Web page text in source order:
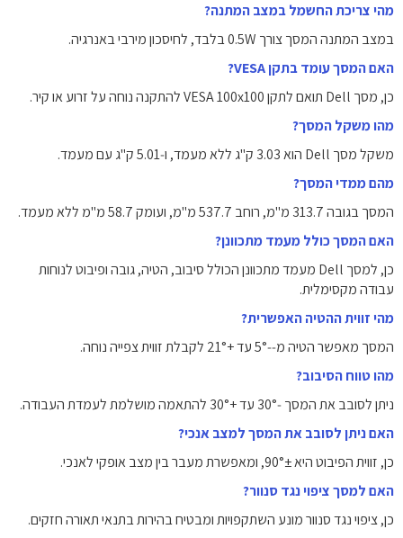
מהי צריכת החשמל במצב המתנה?
במצב המתנה המסך צורך ‎0.5W‎ בלבד, לחיסכון מירבי באנרגיה.
האם המסך עומד בתקן VESA?
כן, מסך Dell תואם לתקן VESA ‎100x100‎ להתקנה נוחה על זרוע או קיר.
מהו משקל המסך?
משקל מסך Dell הוא ‎3.03‎ ק"ג ללא מעמד, ו‑‎5.01‎ ק"ג עם מעמד.
מהם ממדי המסך?
המסך בגובה ‎313.7‎ מ"מ, רוחב ‎537.7‎ מ"מ, ועומק ‎58.7‎ מ"מ ללא מעמד.
האם המסך כולל מעמד מתכוונן?
כן, למסך Dell מעמד מתכוונן הכולל סיבוב, הטיה, גובה ופיבוט לנוחות
עבודה מקסימלית.
מהי זווית ההטיה האפשרית?
המסך מאפשר הטיה מ‑‎5°‑‎‎ עד ‎21°+‎‎ לקבלת זווית צפייה נוחה.
מהו טווח הסיבוב?
ניתן לסובב את המסך ‎30°‑‎ עד ‎30°+‎ להתאמה מושלמת לעמדת העבודה.
האם ניתן לסובב את המסך למצב אנכי?
כן, זווית הפיבוט היא ‎90°±‎, ומאפשרת מעבר בין מצב אופקי לאנכי.
האם למסך ציפוי נגד סנוור?
כן, ציפוי נגד סנוור מונע השתקפויות ומבטיח בהירות בתנאי תאורה חזקים.